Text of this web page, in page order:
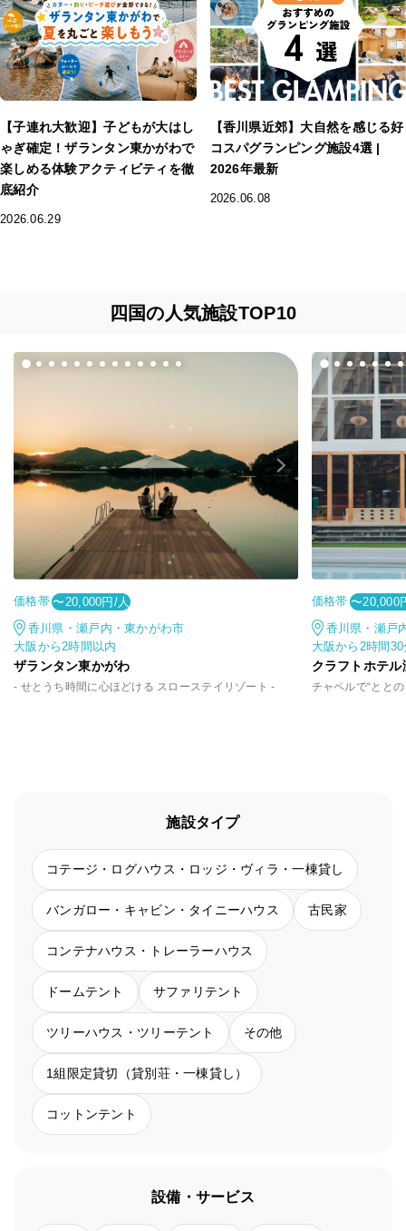
【子連れ大歓迎】子どもが大はし
ゃぎ確定！ザランタン東かがわで
楽しめる体験アクティビティを徹
底紹介
2026.06.29
【香川県近郊】大自然を感じる好
コスパグランピング施設4選 |
2026年最新
2026.06.08
四国の人気施設TOP10
価格帯 〜20,000円/人
香川県・瀬戸内・東かがわ市
大阪から2時間以内
ザランタン東かがわ
- せとうち時間に心ほどける スローステイリゾート -
価格帯 〜20,000
香川県・瀬戸
大阪から2時間
クラフトホテル
チャペルで“とと
施設タイプ
コテージ・ログハウス・ロッジ・ヴィラ・一棟貸し
バンガロー・キャビン・タイニーハウス 古民家
コンテナハウス・トレーラーハウス
ドームテント サファリテント
ツリーハウス・ツリーテント その他
1組限定貸切（貸別荘・一棟貸し）
コットンテント
設備・サービス